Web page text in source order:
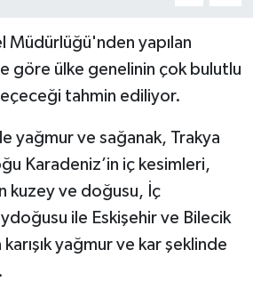
yapılan
göre ülke genelinin çok bulutlu
tahmin ediliyor.
yağmur ve sağanak, Trakya
Karadeniz’in iç kesimleri,
kuzey ve doğusu, İç
ile Eskişehir ve Bilecik
yağmur ve kar şeklinde